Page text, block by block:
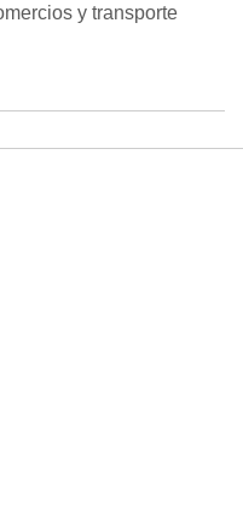
y transporte